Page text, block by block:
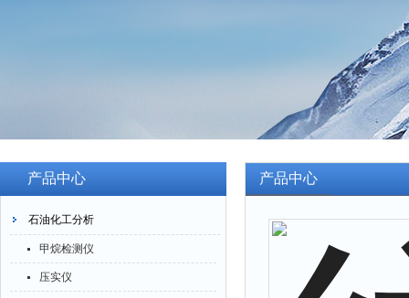
产品中心
石油化工分析
甲烷检测仪
压实仪
产品中心